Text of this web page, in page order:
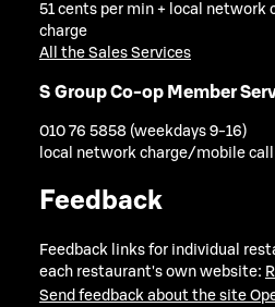
51 cents per min + local network
charge
All the Sales Services
S Group Co-op Member
010 76 5858 (weekdays 9-16)
local network charge/mobile call
Feedback
Feedback links for individual
each restaurant's own website:
Send feedback about the site